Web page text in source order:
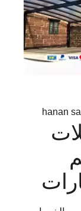
hanan